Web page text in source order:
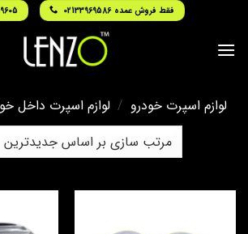
content
فقط فروش عمده 02133969586
لوازم اسپرت خودرو / لوازم اسپرت داخل